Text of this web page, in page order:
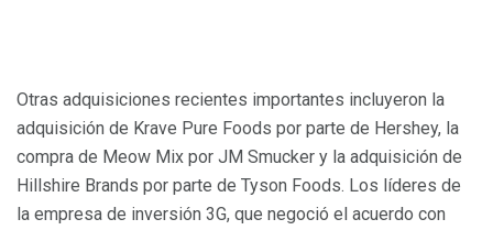
Otras adquisiciones recientes importantes incluyeron la
adquisición de Krave Pure Foods por parte de Hershey, la
compra de Meow Mix por JM Smucker y la adquisición de
Hillshire Brands por parte de Tyson Foods. Los líderes de
la empresa de inversión 3G, que negoció el acuerdo con